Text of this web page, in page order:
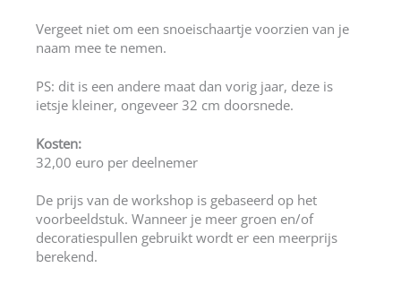
Vergeet niet om een snoeischaartje voorzien van je
naam mee te nemen.
PS: dit is een andere maat dan vorig jaar, deze is
ietsje kleiner, ongeveer 32 cm doorsnede.
Kosten:
32,00 euro per deelnemer
De prijs van de workshop is gebaseerd op het
voorbeeldstuk. Wanneer je meer groen en/of
decoratiespullen gebruikt wordt er een meerprijs
berekend.